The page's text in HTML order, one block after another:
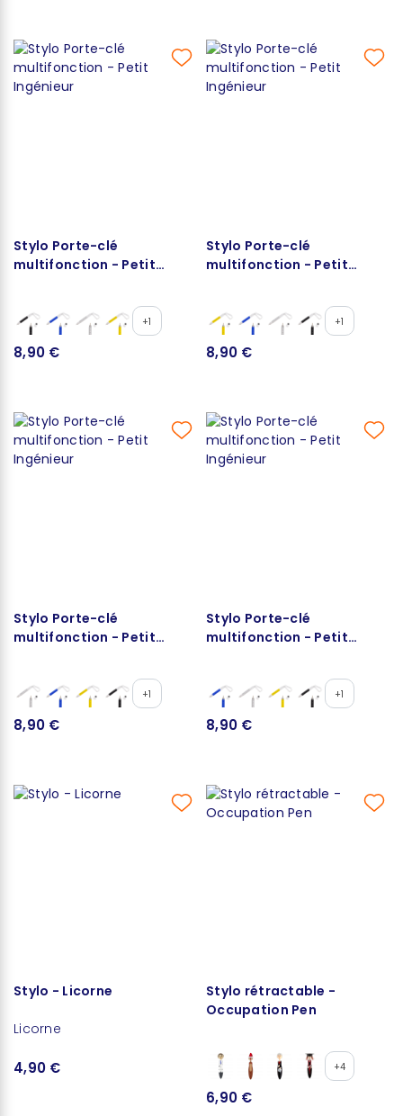
Stylo Porte-clé
multifonction - Petit
+1
8,90 €
Stylo Porte-clé
multifonction - Petit
+1
8,90 €
Stylo Porte-clé
multifonction - Petit
+1
8,90 €
Stylo Porte-clé
multifonction - Petit
+1
8,90 €
Stylo - Licorne
Licorne
4,90 €
Stylo rétractable -
Occupation Pen
+4
6,90 €